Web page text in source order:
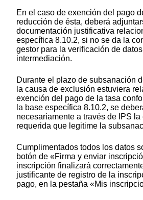
En el caso de exención del pago
reducción de ésta, deberá
documentación justificativa
específica 8.10.2, si no se da la
gestor para la verificación de
intermediación.
Durante el plazo de subsanación
la causa de exclusión estuviera
exención del pago de la tasa
la base específica 8.10.2, se
necesariamente a través de IPS
requerida que legitime la
Cumplimentados todos los datos
botón de «Firma y enviar
inscripción finalizará
justificante de registro de la
pago, en la pestaña «Mis